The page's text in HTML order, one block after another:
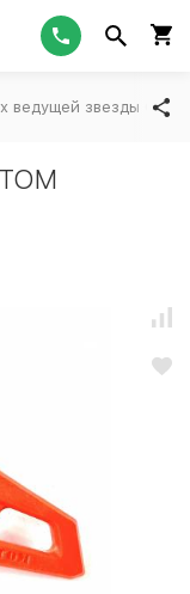
ведущей звезды